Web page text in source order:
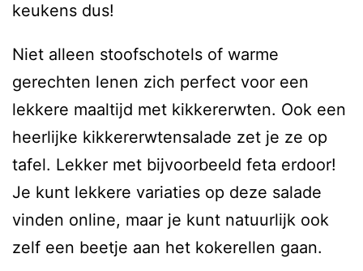
keukens dus!
Niet alleen stoofschotels of warme
gerechten lenen zich perfect voor een
lekkere maaltijd met kikkererwten. Ook een
heerlijke kikkererwtensalade zet je ze op
tafel. Lekker met bijvoorbeeld feta erdoor!
Je kunt lekkere variaties op deze salade
vinden online, maar je kunt natuurlijk ook
zelf een beetje aan het kokerellen gaan.